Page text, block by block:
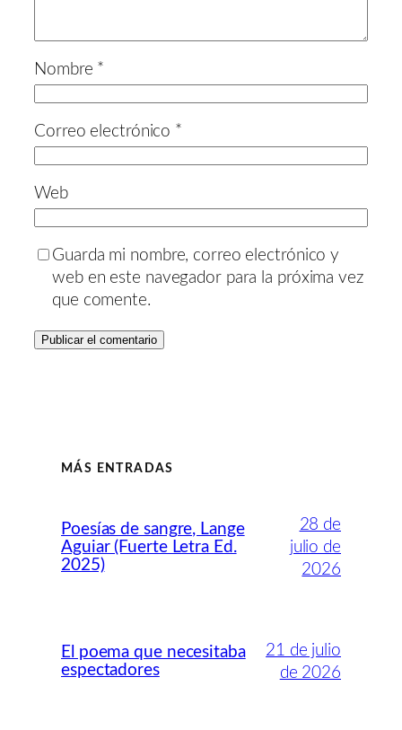
Nombre *
Correo electrónico *
Web
Guarda mi nombre, correo electrónico y
web en este navegador para la próxima vez
que comente.
MÁS ENTRADAS
Poesías de sangre, Lange
Aguiar (Fuerte Letra Ed.
2025)
28 de
julio de
2026
El poema que necesitaba
espectadores
21 de julio
de 2026